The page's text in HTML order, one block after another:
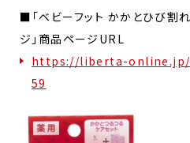
■「ベビーフット かかとひび割
ジ」商品ページURL
https://liberta-online.jp/
59